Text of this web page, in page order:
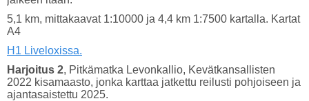
5,1 km, mittakaavat 1:10000 ja 4,4 km 1:7500 kartalla. Kartat
A4
H1 Liveloxissa.
Harjoitus 2, Pitkämatka Levonkallio, Kevätkansallisten
2022 kisamaasto, jonka karttaa jatkettu reilusti pohjoiseen ja
ajantasaistettu 2025.